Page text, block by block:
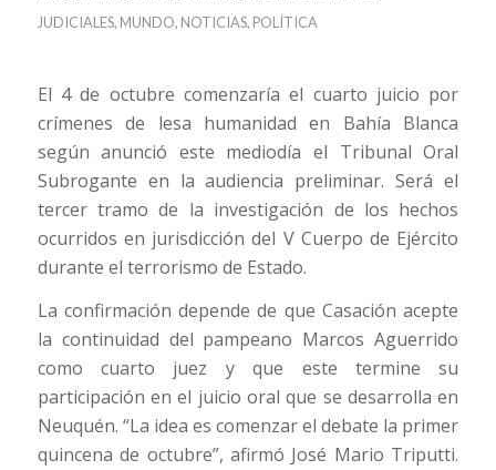
JUDICIALES, MUNDO, NOTICIAS, POLÍTICA
El 4 de octubre comenzaría el cuarto juicio por
crímenes de lesa humanidad en Bahía Blanca
según anunció este mediodía el Tribunal Oral
Subrogante en la audiencia preliminar. Será el
tercer tramo de la investigación de los hechos
ocurridos en jurisdicción del V Cuerpo de Ejército
durante el terrorismo de Estado.
La confirmación depende de que Casación acepte
la continuidad del pampeano Marcos Aguerrido
como cuarto juez y que este termine su
participación en el juicio oral que se desarrolla en
Neuquén. “La idea es comenzar el debate la primer
quincena de octubre”, afirmó José Mario Triputti.